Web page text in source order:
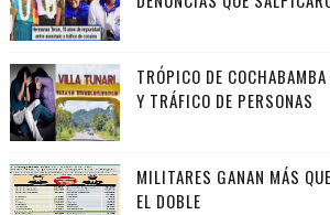
TRÓPICO DE
Y TRÁFICO DE PERSONAS
MILITARES GANAN MÁS
EL DOBLE